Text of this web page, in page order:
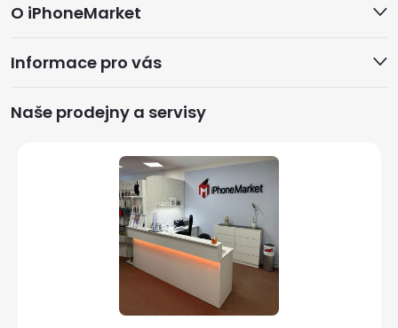
á
p
a
O iPhoneMarket
Informace pro vás
Naše prodejny a servisy